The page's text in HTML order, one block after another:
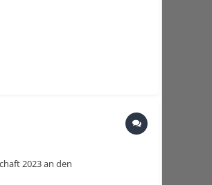
2023 an den